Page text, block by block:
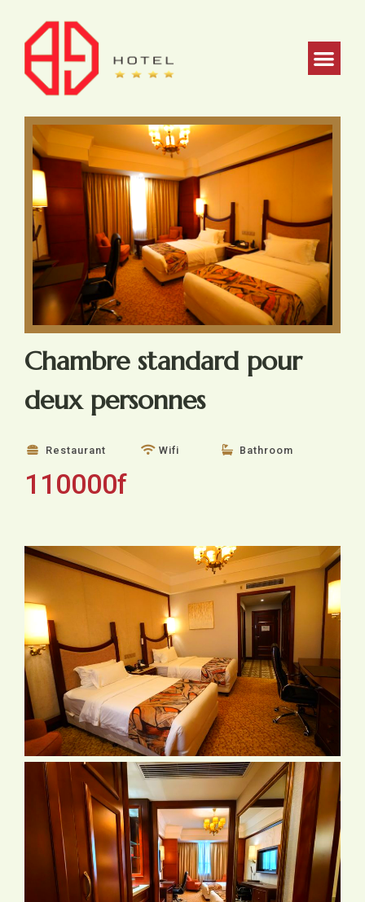
Chambre standard pour
deux personnes
Restaurant Wifi Bathroom
110000f